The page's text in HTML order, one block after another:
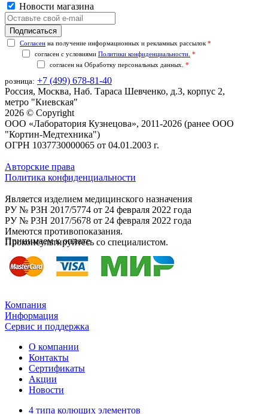
Новости магазина
Согласен на получение информационных и рекламных рассылок *
согласен с условиями Политики конфиденциальности. *
согласен на Обработку персональных данных. *
розница: +7 (499) 678-81-40
Россия, Москва, Наб. Тараса Шевченко, д.3, корпус 2,
метро "Киевская"
2026 © Copyright
ООО «Лаборатория Кузнецова», 2011-2026 (ранее ООО
"Кортин-Медтехника")
ОГРН 1037730000065 от 04.01.2003 г.
Авторские права
Политика конфиденциальности
Является изделием медицинского назначения
РУ № P3H 2017/5774 от 24 февраля 2022 года
РУ № P3H 2017/5678 от 24 февраля 2022 года
Имеются противопоказания.
Проконсультируйтесь со специалистом.
Принимаем к оплате
Компания
Информация
Сервис и поддержка
О компании
Контакты
Сертификаты
Акции
Новости
4 типа колющих элементов